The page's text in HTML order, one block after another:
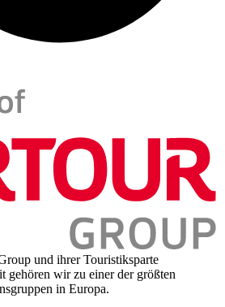
und ihrer Touristiksparte
wir zu einer der größten
in Europa.